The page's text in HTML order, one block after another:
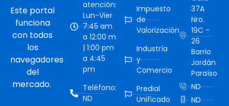
Este portal
funciona
con todos
los
navegadores
del
mercado.
atención:
Lun-Vier
7:45 am
a 12:00 m
| 1:00 pm
a 4:45
pm
Teléfono:
ND
Impuesto
de
Valorización
Industría
y
Comercio
Predial
Unificado
37A
Nro.
19C -
26
Barrio
Jordán
Paraíso
ND
ND